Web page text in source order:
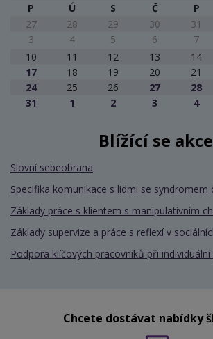
P
Ú S Č P
27
28 29 30 31
3
4 5 6 7
10 11 12 13 14
17
18 19 20 21
24
25 26 27 28
31
1 2 3 4
Blížící se akce
Slovní sebeobrana
Specifika komunikace s lidmi se syndromem
Základy práce s klientem s manipulativním
Základy supervize a práce s reflexí v
Podpora klíčových pracovníků při
Chcete dostávat nabídky